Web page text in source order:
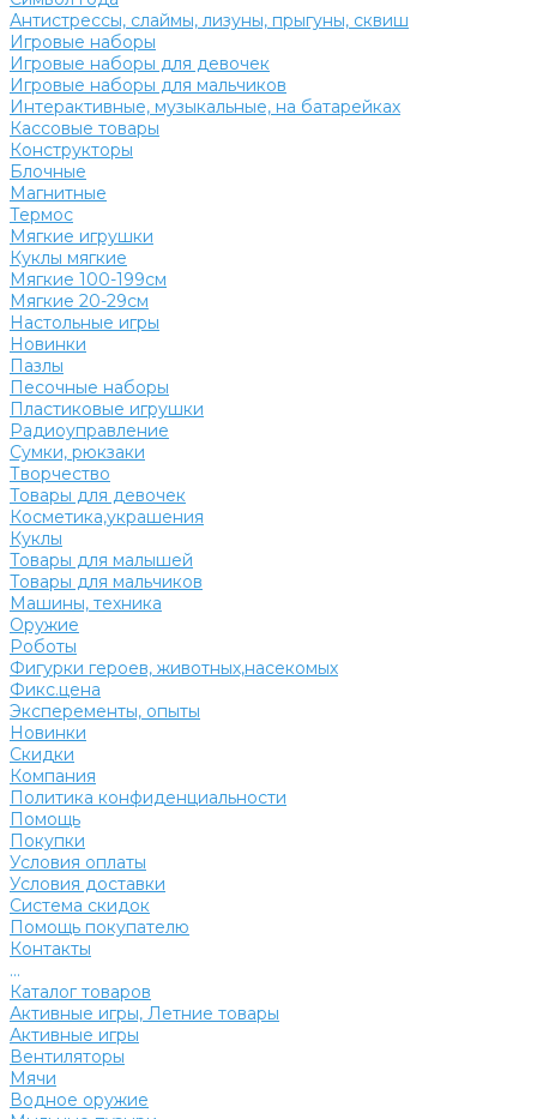
Антистрессы, слаймы, лизуны, прыгуны, сквиш
Игровые наборы
Игровые наборы для девочек
Игровые наборы для мальчиков
Интерактивные, музыкальные, на батарейках
Кассовые товары
Конструкторы
Блочные
Магнитные
Термос
Мягкие игрушки
Куклы мягкие
Мягкие 100-199см
Мягкие 20-29см
Настольные игры
Новинки
Пазлы
Песочные наборы
Пластиковые игрушки
Радиоуправление
Сумки, рюкзаки
Творчество
Товары для девочек
Косметика,украшения
Куклы
Товары для малышей
Товары для мальчиков
Машины, техника
Оружие
Роботы
Фигурки героев, животных,насекомых
Фикс.цена
Эксперементы, опыты
Новинки
Скидки
Компания
Политика конфиденциальности
Помощь
Покупки
Условия оплаты
Условия доставки
Система скидок
Помощь покупателю
Контакты
...
Каталог товаров
Активные игры, Летние товары
Активные игры
Вентиляторы
Мячи
Водное оружие